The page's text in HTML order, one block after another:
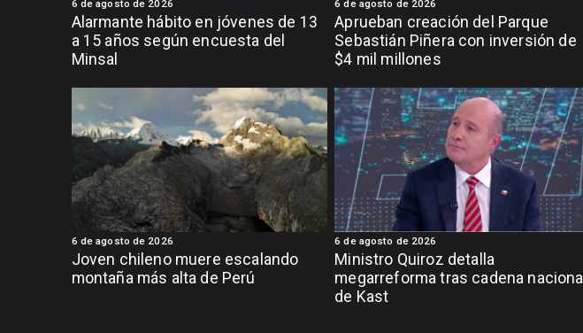
Alarmante hábito en jóvenes de 13
a 15 años según encuesta del
Minsal
6 de agosto de 2026
Aprueban creación del Parque
Sebastián Piñera con inversión de
$4 mil millones
6 de agosto de 2026
Joven chileno muere escalando
montaña más alta de Perú
6 de agosto de 2026
Ministro Quiroz detalla
megarreforma tras cadena nacional
de Kast
6 de agosto de 2026